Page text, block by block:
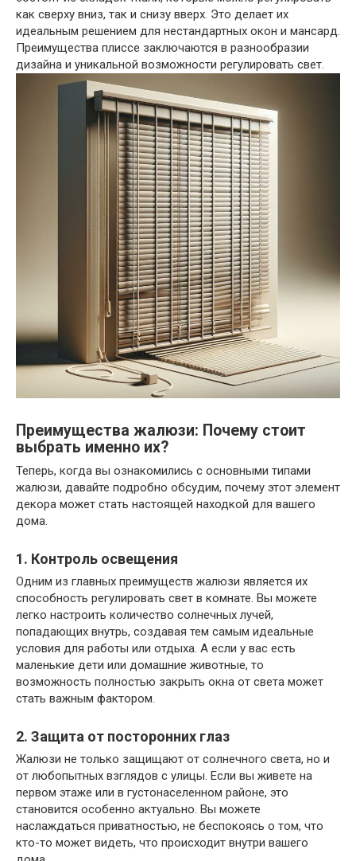
как сверху вниз, так и снизу вверх. Это делает их
идеальным решением для нестандартных окон и мансард.
Преимущества плиссе заключаются в разнообразии
дизайна и уникальной возможности регулировать свет.
Преимущества жалюзи: Почему стоит
выбрать именно их?
Теперь, когда вы ознакомились с основными типами
жалюзи, давайте подробно обсудим, почему этот элемент
декора может стать настоящей находкой для вашего
дома.
1. Контроль освещения
Одним из главных преимуществ жалюзи является их
способность регулировать свет в комнате. Вы можете
легко настроить количество солнечных лучей,
попадающих внутрь, создавая тем самым идеальные
условия для работы или отдыха. А если у вас есть
маленькие дети или домашние животные, то
возможность полностью закрыть окна от света может
стать важным фактором.
2. Защита от посторонних глаз
Жалюзи не только защищают от солнечного света, но и
от любопытных взглядов с улицы. Если вы живете на
первом этаже или в густонаселенном районе, это
становится особенно актуально. Вы можете
наслаждаться приватностью, не беспокоясь о том, что
кто-то может видеть, что происходит внутри вашего